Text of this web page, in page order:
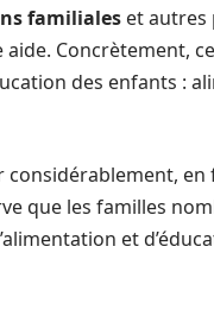
familiales et autres
Concrètement,
des enfants :
considérablement,
que les familles
et